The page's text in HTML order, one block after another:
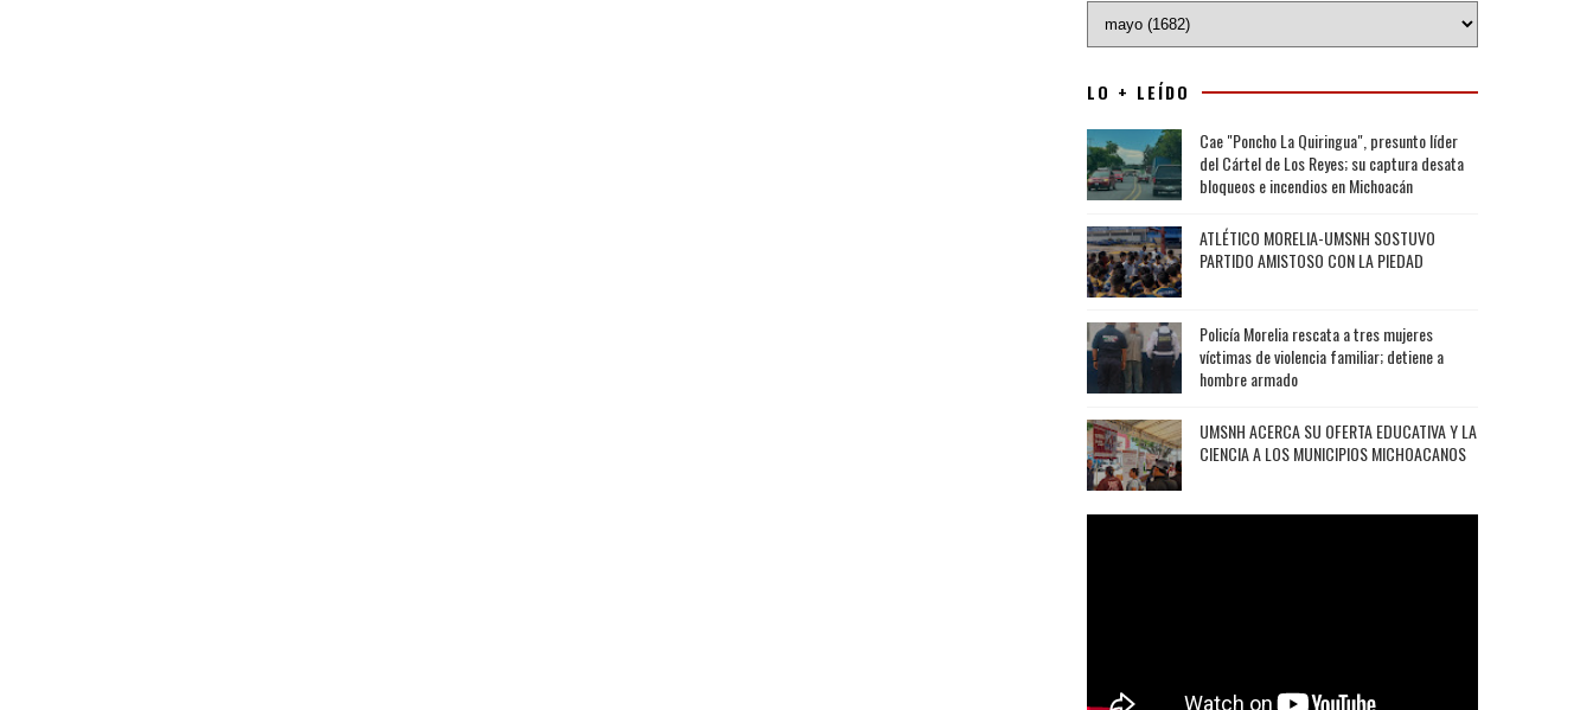
LO + LEÍDO
Cae "Poncho La Quiringua", presunto líder
del Cártel de Los Reyes; su captura desata
bloqueos e incendios en Michoacán
ATLÉTICO MORELIA-UMSNH SOSTUVO
PARTIDO AMISTOSO CON LA PIEDAD
Policía Morelia rescata a tres mujeres
víctimas de violencia familiar; detiene a
hombre armado
UMSNH ACERCA SU OFERTA EDUCATIVA Y LA
CIENCIA A LOS MUNICIPIOS MICHOACANOS